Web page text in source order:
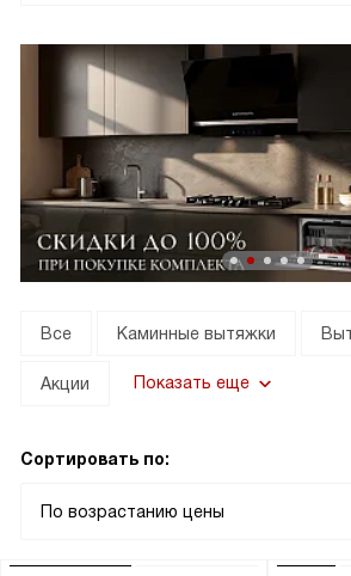
Все Каминные вытяжки
Акции Показать еще
Сортировать по:
По возрастанию цены